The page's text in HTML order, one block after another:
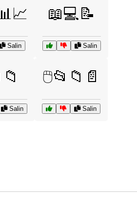
Salin
📖💻📝
Salin
Salin
🖱️📂📁📄
Salin